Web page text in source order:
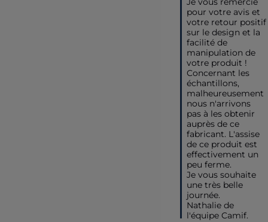
pour votre avis et
votre retour positif
sur le design et la
facilité de
manipulation de
votre produit !
Concernant les
échantillons,
malheureusement
nous n'arrivons
pas à les obtenir
auprès de ce
fabricant. L'assise
de ce produit est
effectivement un
peu ferme.
Je vous souhaite
une très belle
journée.
Nathalie de
l'équipe Camif.